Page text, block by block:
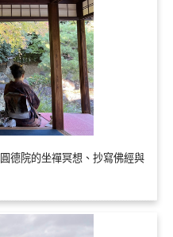
德院的坐禪冥想、抄寫佛經與